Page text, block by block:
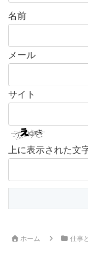
名前
メール
サイト
上に表示された文
ホーム 仕事